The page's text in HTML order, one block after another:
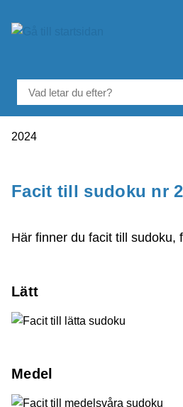
Du är här:
2024
Facit till sudoku nr
Här finner du facit till sudoku,
Lätt
Medel